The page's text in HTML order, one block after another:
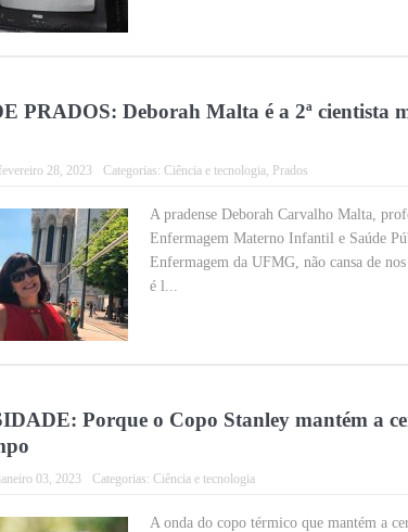
PRADOS: Deborah Malta é a 2ª cientista
fevereiro 28, 2023 Categorias: Ciência e tecnologia, Prados
A pradense Deborah Carvalho Malta,
Enfermagem Materno Infantil e Saúde
Enfermagem da UFMG, não cansa de
é l...
Porque o Copo Stanley mantém a
janeiro 03, 2023 Categorias: Ciência e tecnologia
A onda do copo térmico que mantém a